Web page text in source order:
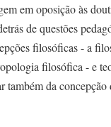
em oposição às
de questões
filosóficas - a
filosófica - e
também da